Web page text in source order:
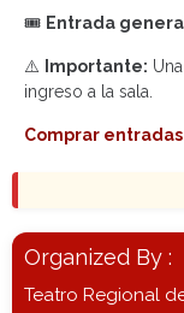
🎟️ Entrada
⚠️ Importante:
ingreso a la sala.
Comprar
Organized By :
Teatro Regional